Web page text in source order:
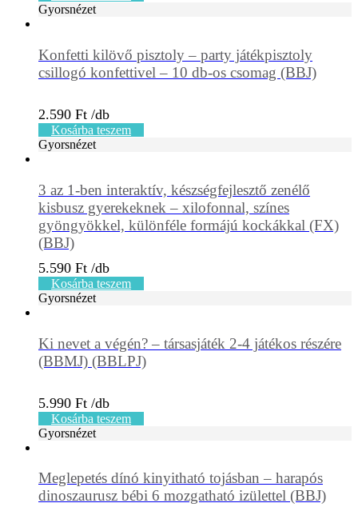
Gyorsnézet
Konfetti kilövő pisztoly – party játékpisztoly
csillogó konfettivel – 10 db-os csomag (BBJ)
2.590 Ft
Kosárba teszem
Gyorsnézet
3 az 1-ben interaktív, készségfejlesztő zenélő
kisbusz gyerekeknek – xilofonnal, színes
gyöngyökkel, különféle formájú kockákkal (FX)
(BBJ)
5.590 Ft
Kosárba teszem
Gyorsnézet
Ki nevet a végén? – társasjáték 2-4 játékos részére
(BBMJ) (BBLPJ)
5.990 Ft
Kosárba teszem
Gyorsnézet
Meglepetés dínó kinyitható tojásban – harapós
dinoszaurusz bébi 6 mozgatható izülettel (BBJ)